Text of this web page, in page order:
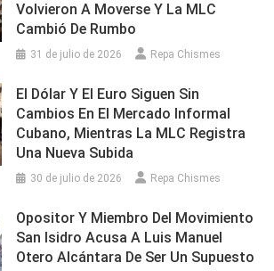
Volvieron A Moverse Y La MLC
Cambió De Rumbo
31 de julio de 2026 Repa Chismes
El Dólar Y El Euro Siguen Sin
Cambios En El Mercado Informal
Cubano, Mientras La MLC Registra
Una Nueva Subida
30 de julio de 2026 Repa Chismes
Opositor Y Miembro Del Movimiento
San Isidro Acusa A Luis Manuel
Otero Alcántara De Ser Un Supuesto